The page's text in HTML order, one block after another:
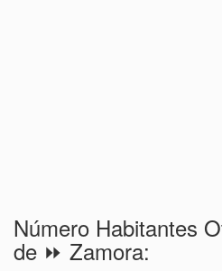
Número Habitantes
de ⏩ Zamora: